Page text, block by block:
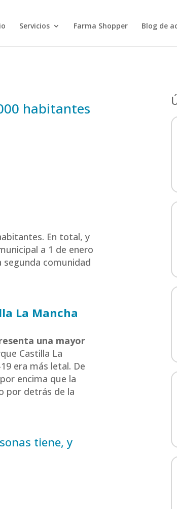
Servicios Farma Shopper Blog de
habitantes
En total, y
a 1 de enero
segunda comunidad
La Mancha
una mayor
Castilla La
era más letal. De
encima que la
por detrás de la
tiene, y